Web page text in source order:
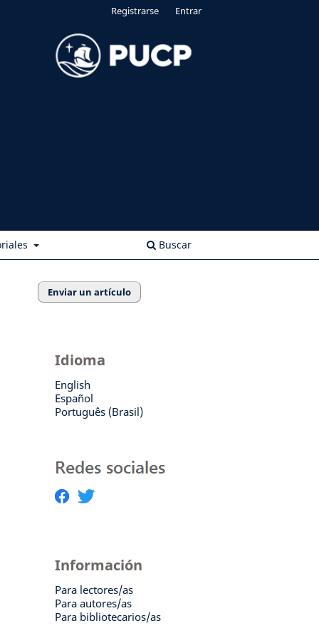
Buscar
Registrarse Entrar
Enviar un artículo
Idioma
English
Español
Português (Brasil)
Información
Para lectores/as
Para autores/as
Para bibliotecarios/as